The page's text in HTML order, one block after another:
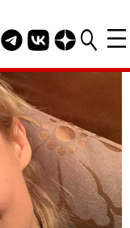
Telegram канал
Группа HELLO
Канал